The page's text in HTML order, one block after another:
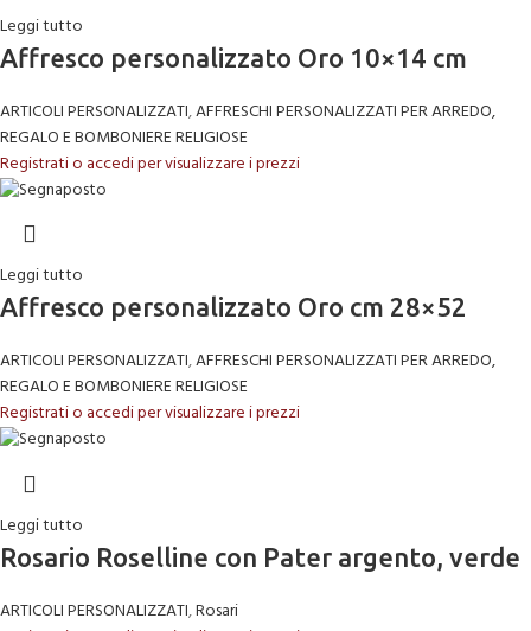
Leggi tutto
Affresco personalizzato Oro 10×14 cm
ARTICOLI PERSONALIZZATI,AFFRESCHI PERSONALIZZATI PER ARREDO,
REGALO E BOMBONIERE RELIGIOSE
Registrati o accedi per visualizzare i prezzi
Leggi tutto
Affresco personalizzato Oro cm 28×52
ARTICOLI PERSONALIZZATI,AFFRESCHI PERSONALIZZATI PER ARREDO,
REGALO E BOMBONIERE RELIGIOSE
Registrati o accedi per visualizzare i prezzi
Leggi tutto
Rosario Roselline con Pater argento, verde
ARTICOLI PERSONALIZZATI,Rosari